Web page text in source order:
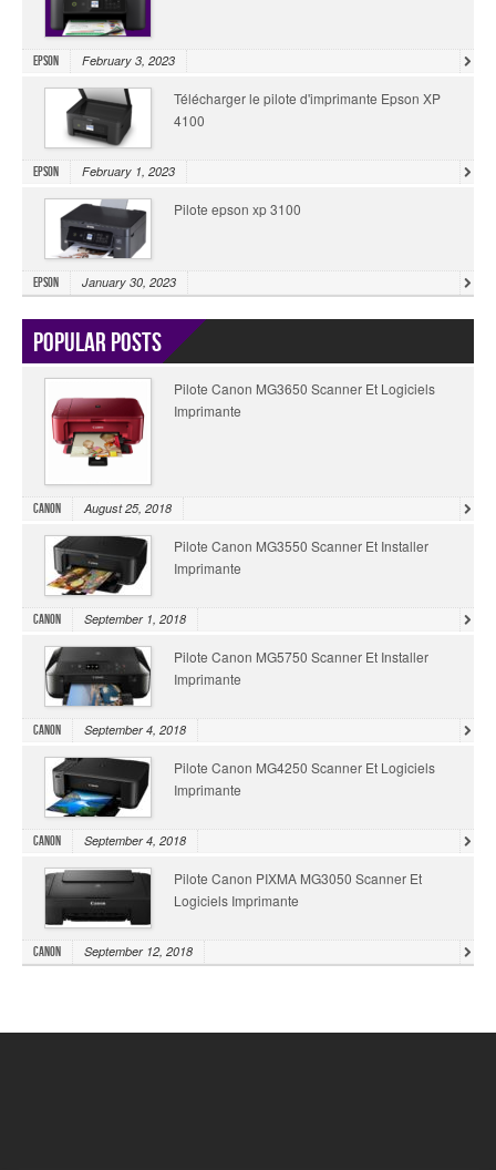
Epson February 3, 2023
Télécharger le pilote d'imprimante Epson XP
4100
Epson February 1, 2023
Pilote epson xp 3100
Epson January 30, 2023
Popular Posts
Pilote Canon MG3650 Scanner Et Logiciels
Imprimante
Canon August 25, 2018
Pilote Canon MG3550 Scanner Et Installer
Imprimante
Canon September 1, 2018
Pilote Canon MG5750 Scanner Et Installer
Imprimante
Canon September 4, 2018
Pilote Canon MG4250 Scanner Et Logiciels
Imprimante
Canon September 4, 2018
Pilote Canon PIXMA MG3050 Scanner Et
Logiciels Imprimante
Canon September 12, 2018